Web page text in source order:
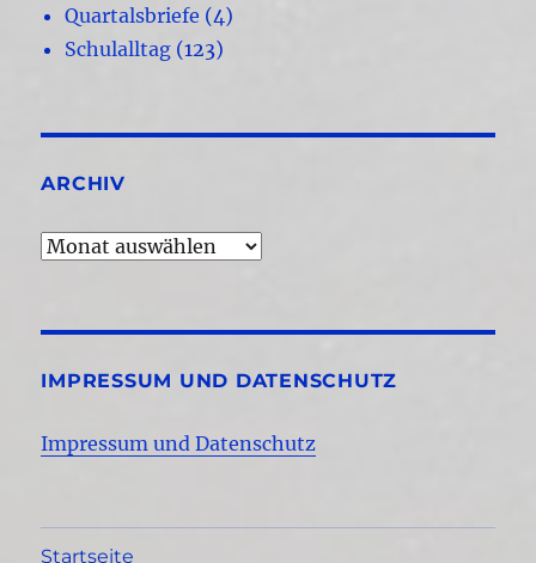
Quartalsbriefe (4)
Schulalltag (123)
ARCHIV
Archiv
IMPRESSUM UND DATENSCHUTZ
Impressum und Datenschutz
Startseite